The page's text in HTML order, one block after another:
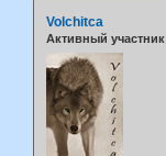
Volchitca
Активный участник